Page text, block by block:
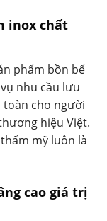
inox chất
phẩm bồn bể
nhu cầu lưu
cho người
hiệu Việt.
mỹ luôn là
cao giá trị